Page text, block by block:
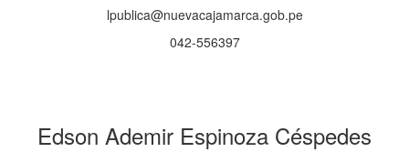
lpublica@nuevacajamarca.gob.pe
042-556397
Edson Ademir Espinoza Céspedes